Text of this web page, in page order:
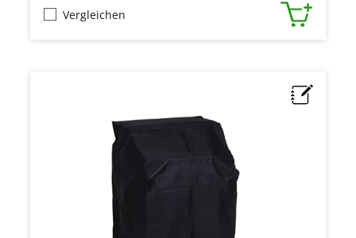
Vergleichen